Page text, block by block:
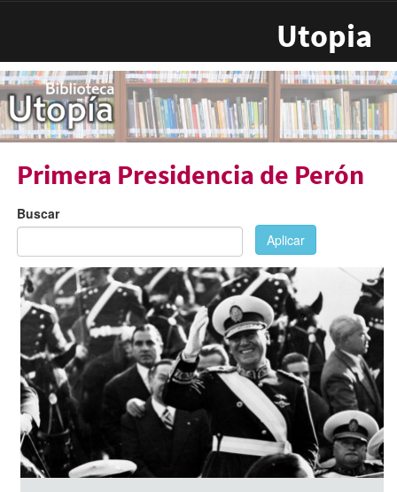
Utopia
Primera Presidencia de Perón
Buscar
Aplicar